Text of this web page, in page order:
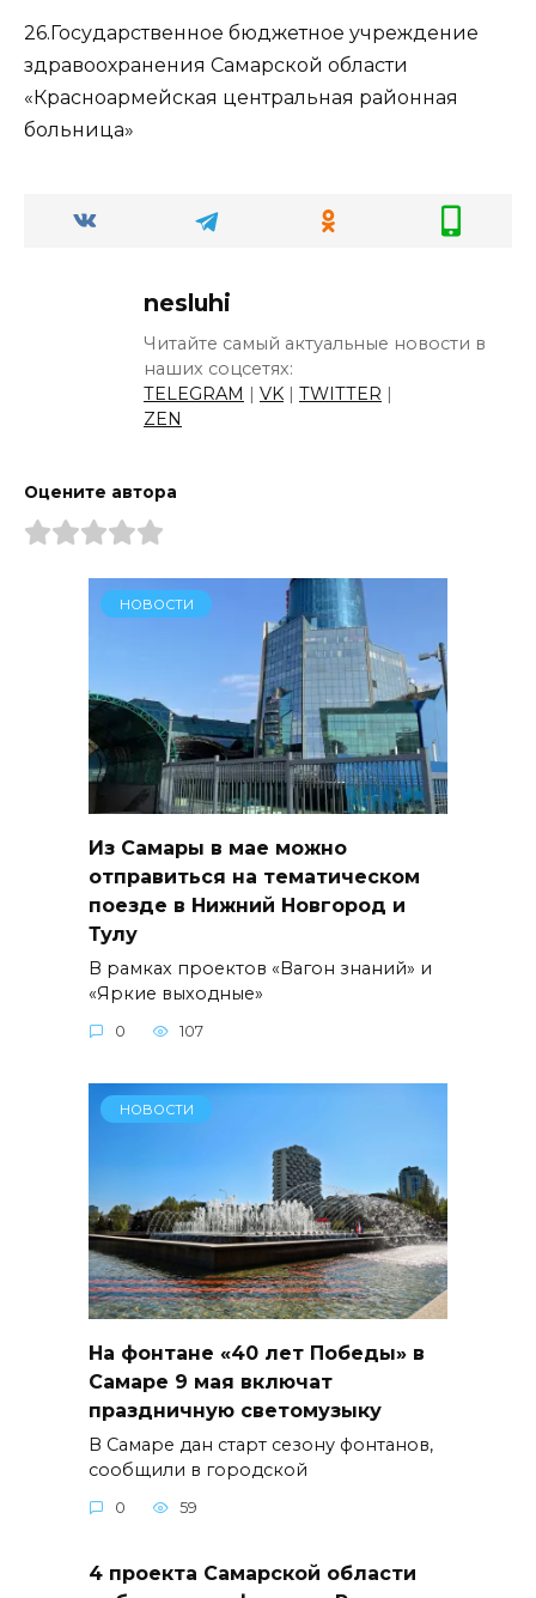
26.Государственное бюджетное учреждение
здравоохранения Самарской области
«Красноармейская центральная районная
больница»
nesluhi
Читайте самый актуальные новости в
наших соцсетях:
TELEGRAM | VK | TWITTER |
ZEN
Оцените автора
НОВОСТИ
Из Самары в мае можно
отправиться на тематическом
поезде в Нижний Новгород и
Тулу
В рамках проектов «Вагон знаний» и
«Яркие выходные»
0 107
НОВОСТИ
На фонтане «40 лет Победы» в
Самаре 9 мая включат
праздничную светомузыку
В Самаре дан старт сезону фонтанов,
сообщили в городской
0 59
4 проекта Самарской области